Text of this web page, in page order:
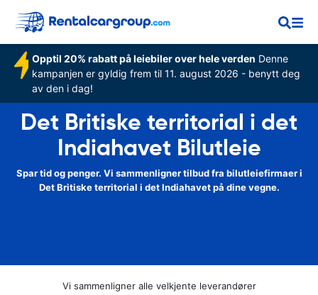
Opptil 20% rabatt på leiebiler over hele verden Denne
kampanjen er gyldig frem til 11. august 2026 - benytt deg
av den i dag!
Det Britiske territorial i det
Indiahavet Bilutleie
Spar tid og penger. Vi sammenligner tilbud fra bilutleiefirmaer i
Det Britiske territorial i det Indiahavet på dine vegne.
Vi sammenligner alle velkjente leverandører